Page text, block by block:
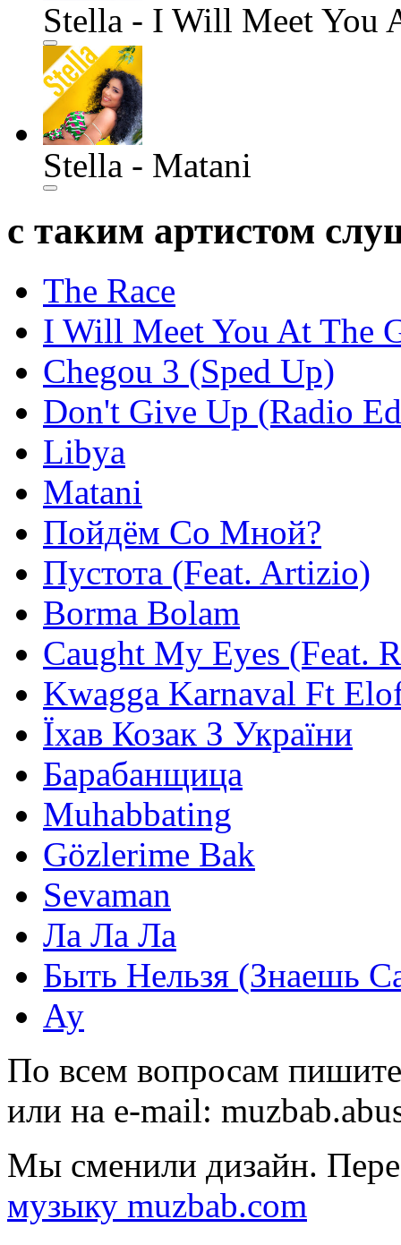
Stella - I Will Meet You
Stella - Matani
с таким артистом
The Race
I Will Meet You At The
Chegou 3 (Sped Up)
Don't Give Up (Radio
Libya
Matani
Пойдём Со Мной?
Пустота (Feat. Artizio)
Borma Bolam
Caught My Eyes (Feat.
Kwagga Karnaval Ft
Їхав Козак З України
Барабанщица
Muhabbating
Gözlerime Bak
Sevaman
Ла Ла Ла
Быть Нельзя (Знаешь
Ау
По всем вопросам
или на e-mail:
Мы сменили дизайн.
музыку muzbab.com